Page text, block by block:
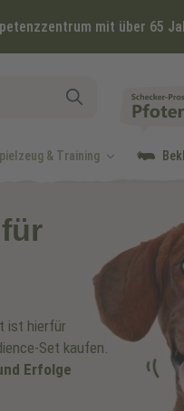
mit über 65
& Training
ist hierfür
Set kaufen.
Erfolge